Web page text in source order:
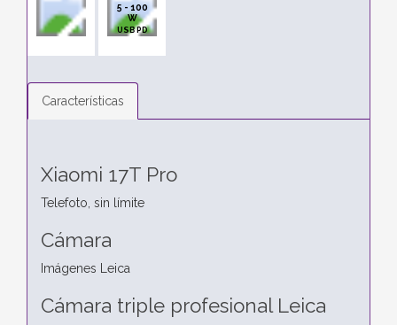
5 - 100
W
USB PD
Características
Xiaomi 17T Pro
Telefoto, sin límite
Cámara
Imágenes Leica
Cámara triple profesional Leica